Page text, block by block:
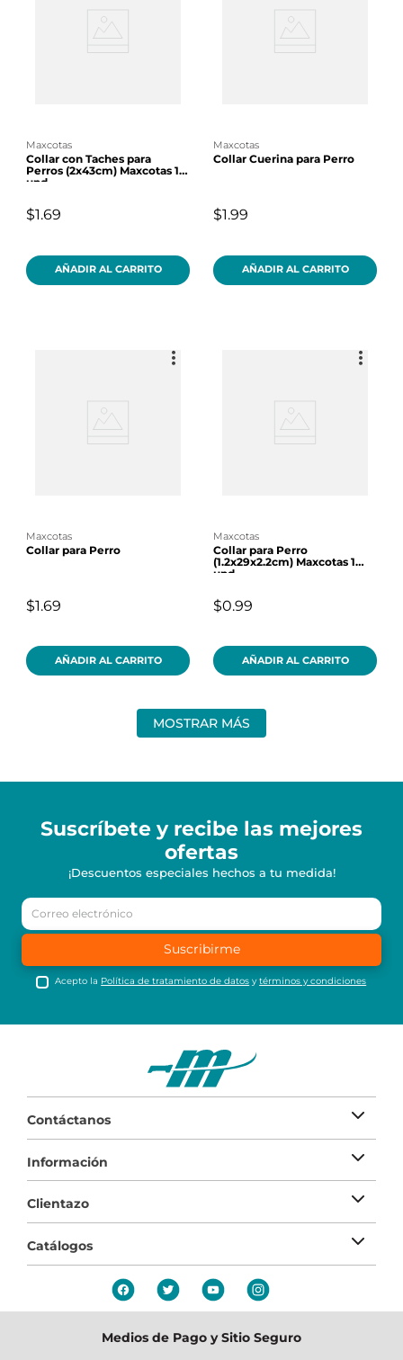
maxcotas
Collar con Taches para
Perros (2x43cm) Maxcotas 1
und
$1.69
AÑADIR AL CARRITO
maxcotas
Collar Cuerina para Perro
$1.99
AÑADIR AL CARRITO
maxcotas
Collar para Perro
$1.69
AÑADIR AL CARRITO
maxcotas
Collar para Perro
(1.2x29x2.2cm) Maxcotas 1
und
$0.99
AÑADIR AL CARRITO
MOSTRAR MÁS
Suscríbete y recibe las mejores
ofertas
¡Descuentos especiales hechos a tu medida!
Suscribirme
Acepto la Política de tratamiento de datos ytérminos y condiciones
Contáctanos
Información
Clientazo
Catálogos
Medios de Pago y Sitio Seguro